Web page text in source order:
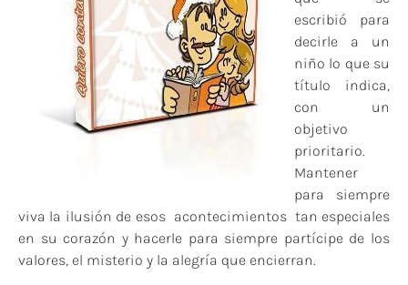
escribió para
decirle a un
niño lo que su
título indica,
con un
objetivo
prioritario.
Mantener
para siempre
viva la ilusión de esos acontecimientos tan especiales
en su corazón y hacerle para siempre partícipe de los
valores, el misterio y la alegría que encierran.